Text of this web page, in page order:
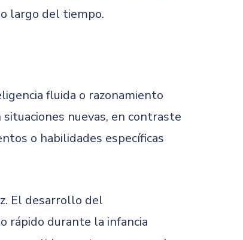
largo del tiempo.
fluida o razonamiento
nuevas, en contraste
o habilidades específicas
El desarrollo del
rápido durante la infancia